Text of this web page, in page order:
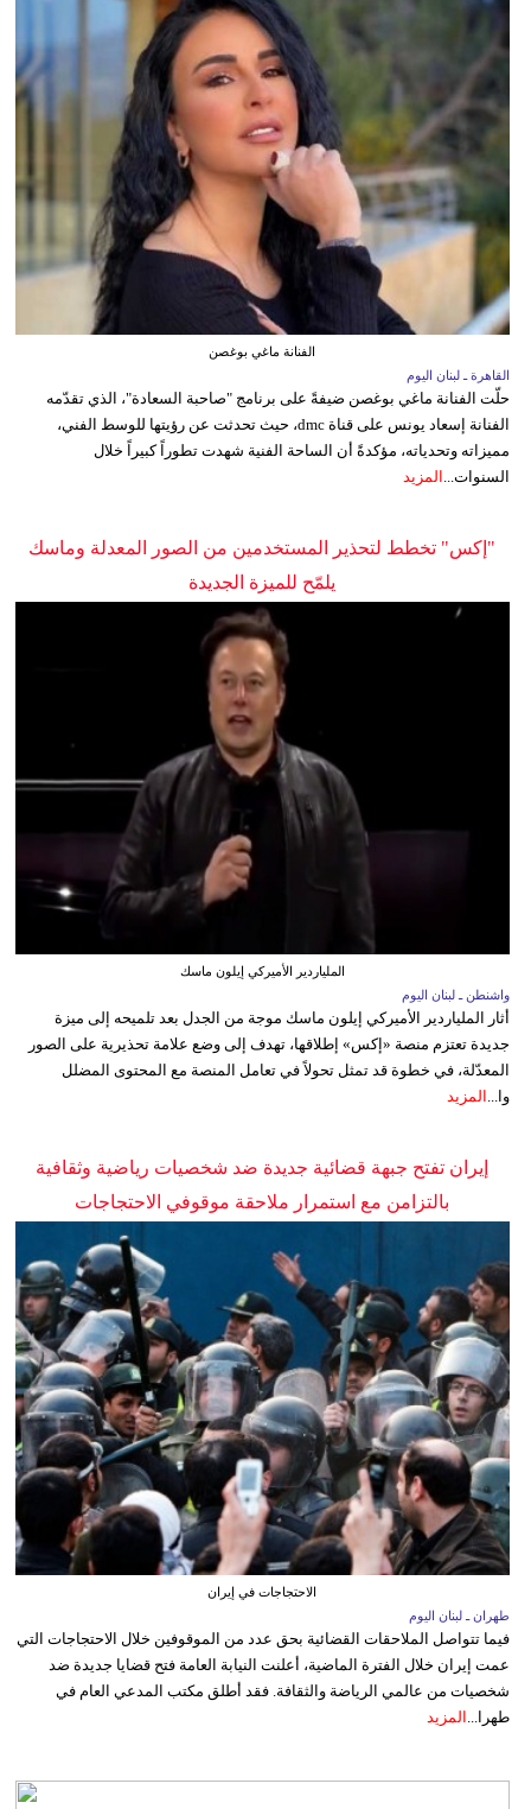
الفنانة ماغي بوغصن
القاهرة ـ لبنان اليوم
حلّت الفنانة ماغي بوغصن ضيفةً على برنامج "صاحبة السعادة"، الذي تقدّمه
الفنانة إسعاد يونس على قناة dmc، حيث تحدثت عن رؤيتها للوسط الفني،
مميزاته وتحدياته، مؤكدةً أن الساحة الفنية شهدت تطوراً كبيراً خلال
السنوات... المزيد
"إكس" تخطط لتحذير المستخدمين من الصور المعدلة وماسك
يلمّح للميزة الجديدة
الملياردير الأميركي إيلون ماسك
واشنطن ـ لبنان اليوم
أثار الملياردير الأميركي إيلون ماسك موجة من الجدل بعد تلميحه إلى ميزة
جديدة تعتزم منصة «إكس» إطلاقها، تهدف إلى وضع علامة تحذيرية على الصور
المعدّلة، في خطوة قد تمثل تحولاً في تعامل المنصة مع المحتوى المضلل
وا... المزيد
إيران تفتح جبهة قضائية جديدة ضد شخصيات رياضية وثقافية
بالتزامن مع استمرار ملاحقة موقوفي الاحتجاجات
الاحتجاجات في إيران
طهران ـ لبنان اليوم
فيما تتواصل الملاحقات القضائية بحق عدد من الموقوفين خلال الاحتجاجات التي
عمت إيران خلال الفترة الماضية، أعلنت النيابة العامة فتح قضايا جديدة ضد
شخصيات من عالمي الرياضة والثقافة. فقد أطلق مكتب المدعي العام في
طهرا... المزيد